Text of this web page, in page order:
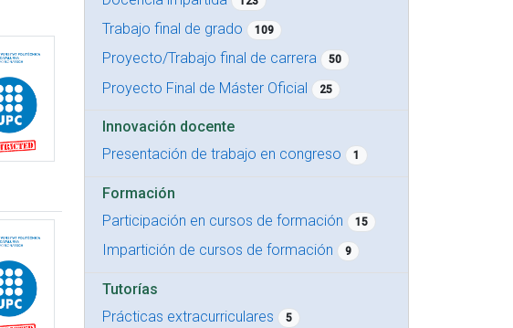
Trabajo final de grado 109
Proyecto/Trabajo final de carrera 50
Proyecto Final de Máster Oficial 25
Innovación docente
Presentación de trabajo en congreso
1
Formación
Participación en cursos de formación
15
Impartición de cursos de formación 9
Tutorías
Prácticas extracurriculares
5